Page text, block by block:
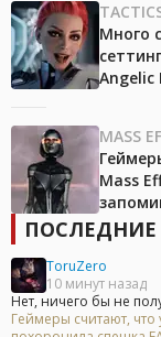
Много
Angelic
MASS
Mass
ToruZero
10 минут назад
Нет, ничего бы не
Геймеры считают,